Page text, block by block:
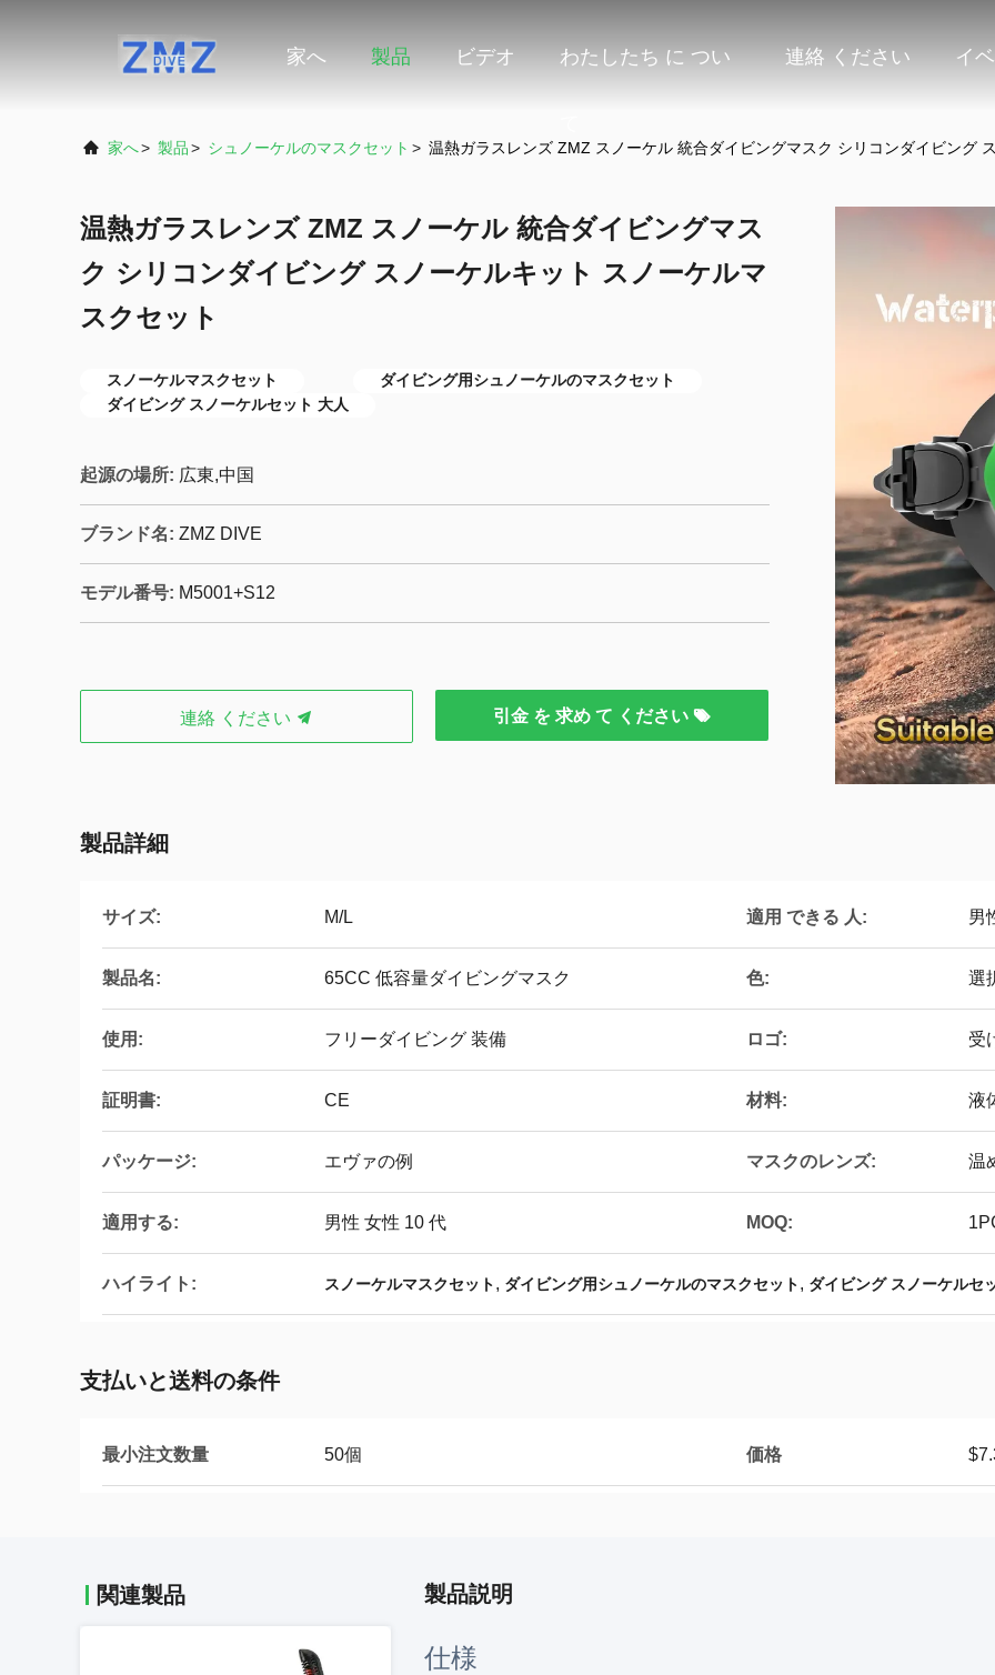
家へ 製品 ビデオ わたしたち に つい 連絡 ください イ
家へ> 製品> シュノーケルのマスクセット > 温熱ガラスレンズ ZMZ スノーケル 統合ダイビングマスク シリコンダイビング
温熱ガラスレンズ ZMZ スノーケル 統合ダイビングマス
ク シリコンダイビング スノーケルキット スノーケルマ
スクセット
スノーケルマスクセット
ダイビング用シュノーケルのマスクセット
ダイビング スノーケルセット 大人
起源の場所: 広東,中国
ブランド名: ZMZ DIVE
モデル番号: M5001+S12
連絡 ください 引金 を 求め て ください
製品詳細
サイズ: M/L 適用 できる 人: 男
製品名: 65CC 低容量ダイビングマスク 色: 選
使用: フリーダイビング 装備 ロゴ: 受
証明書: CE 材料: 液
パッケージ: エヴァの例 マスクのレンズ: 温
適用する: 男性 女性 10 代 MOQ:
ハイライト: スノーケルマスクセット, ダイビング用シュノーケルのマスクセット, ダイビング スノーケルセ
支払いと送料の条件
最小注文数量 50個 価格
関連製品 製品説明
仕様